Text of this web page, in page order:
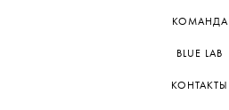
КОМАНДА
BLUE LAB
КОНТАКТЫ